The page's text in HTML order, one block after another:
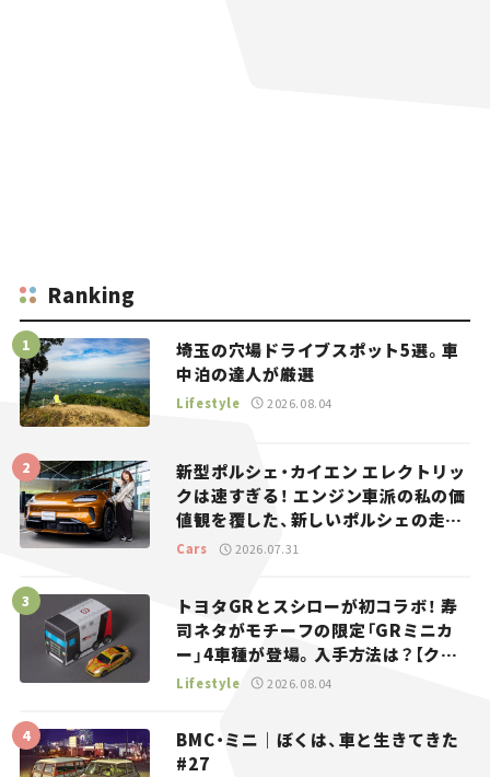
Ranking
埼玉の穴場ドライブスポット5選。車
中泊の達人が厳選
Lifestyle 2026.08.04
新型ポルシェ・カイエン エレクトリッ
クは速すぎる！ エンジン車派の私の価
値観を覆した、新しいポルシェの走
り。
Cars 2026.07.31
トヨタGRとスシローが初コラボ！ 寿
司ネタがモチーフの限定「GRミニカ
ー」4車種が登場。入手方法は？【クル
マとホビー】
Lifestyle 2026.08.04
BMC・ミニ｜ぼくは、車と生きてきた
#27